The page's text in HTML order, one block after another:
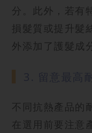
分。此外，若有
損髮質或提升髮
外添加了護髮成
不同抗熱產品的
在選用前要注意